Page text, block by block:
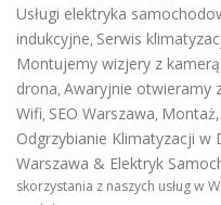
Usługi elektryka
indukcyjne, Serwis
Montujemy wizjery z
drona, Awaryjnie otwieramy
Wifi, SEO Warszawa,
Odgrzybianie Klimatyzacji w
Warszawa & Elektryk
skorzystania z naszych usług w